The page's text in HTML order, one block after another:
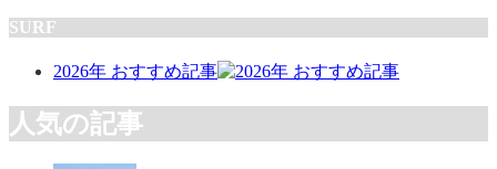
SURF
2026年 おすすめ記事
人気の記事